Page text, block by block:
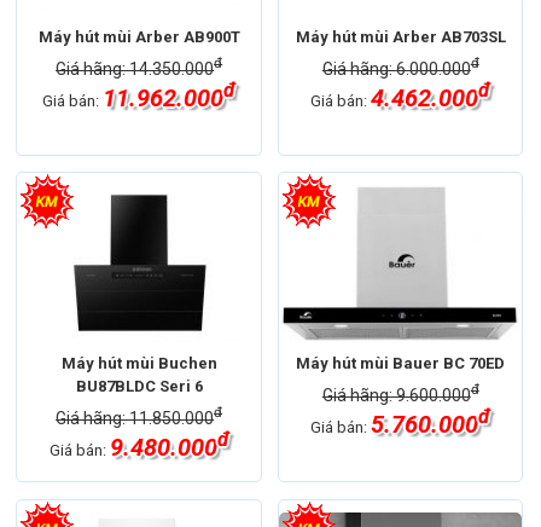
Máy hút mùi Arber AB900T
Giá hãng: 14.350.000đ
Giá bán: 11.962.000đ
Máy hút mùi Arber AB703SL
Giá hãng: 6.000.000đ
Giá bán:4.462.000đ
Máy hút mùi Buchen
BU87BLDC Seri 6
Giá hãng: 11.850.000đ
Giá bán: 9.480.000đ
Loại máy hút
Máy hút mùi kính vát
Thương hiệu
Máy hút mùi Buchen
Máy hút mùi Bauer BC 70ED
Giá hãng: 9.600.000đ
Giá bán:5.760.000đ
Máy hút mùi ống khói
Thương hiệu
Máy hút mùi Bauer
Xuất xứ
Chính hãng